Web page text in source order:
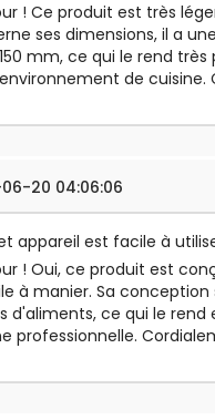
! Ce produit est très
ses dimensions, il a
mm, ce qui le rend
de cuisine.
20 04:06:06
appareil est facile à
! Oui, ce produit est
à manier. Sa
d'aliments, ce qui le
professionnelle.